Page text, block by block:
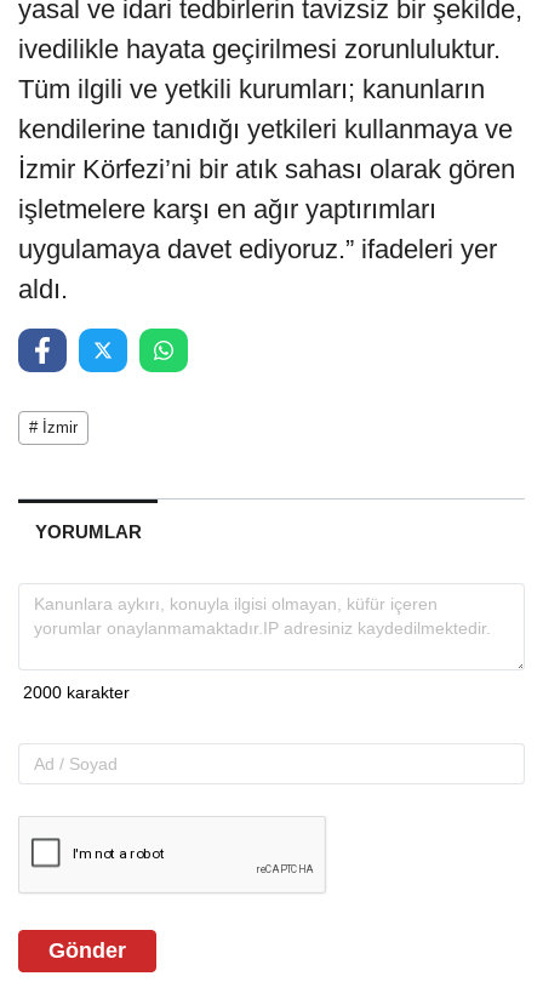
yasal ve idari tedbirlerin tavizsiz bir şekilde,
ivedilikle hayata geçirilmesi zorunluluktur.
Tüm ilgili ve yetkili kurumları; kanunların
kendilerine tanıdığı yetkileri kullanmaya ve
İzmir Körfezi’ni bir atık sahası olarak gören
işletmelere karşı en ağır yaptırımları
uygulamaya davet ediyoruz.” ifadeleri yer
aldı.
# İzmir
YORUMLAR
Gönder